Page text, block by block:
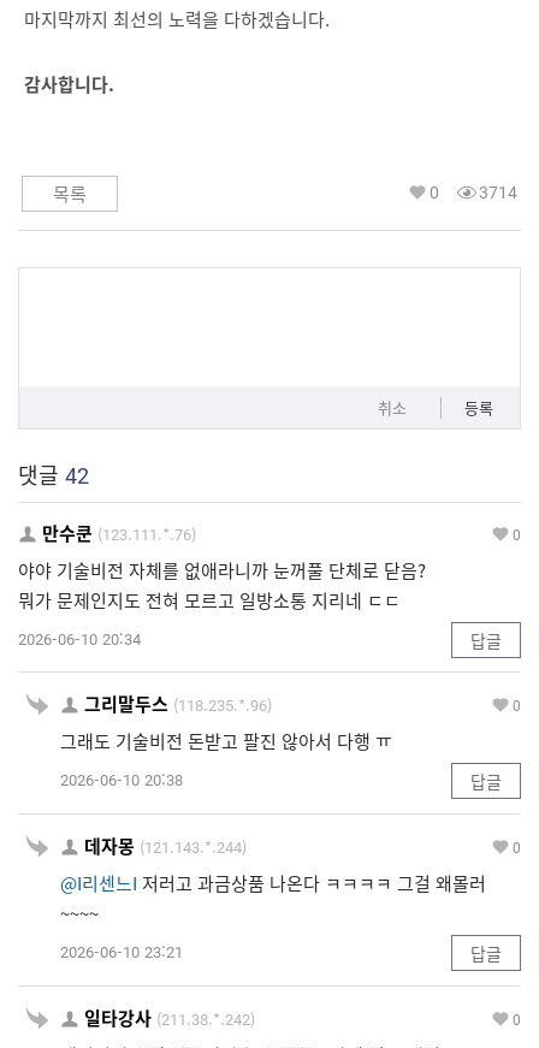
마지막까지 최선의 노력을 다하겠습니다.
감사합니다.
목록 0 3714
취소 등록
댓글 42
만수쿤 (123.111.*.76) 0
야야 기술비전 자체를 없애라니까 눈꺼풀 단체로 닫음?
뭐가 문제인지도 전혀 모르고 일방소통 지리네 ㄷㄷ
2026-06-10 20:34 답글
그리말두스 (118.235.*.96) 0
그래도 기술비전 돈받고 팔진 않아서 다행 ㅠ
2026-06-10 20:38 답글
데자몽 (121.143.*.244) 0
@I리센느I 저러고 과금상품 나온다 ㅋㅋㅋㅋ 그걸 왜몰러
~~~~
2026-06-10 23:21 답글
일타강사 (211.38.*.242) 0